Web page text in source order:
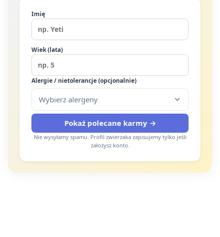
Imię
Wiek (lata)
Alergie / nietolerancje (opcjonalnie)
Wybierz alergeny
Pokaż polecane karmy →
Nie wysyłamy spamu. Profil zwierzaka zapisujemy tylko jeśli
założysz konto.